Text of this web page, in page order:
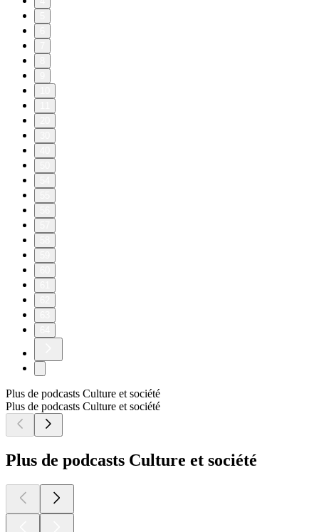
Plus de podcasts Culture et société
Plus de podcasts Culture et société
Plus de podcasts Culture et société